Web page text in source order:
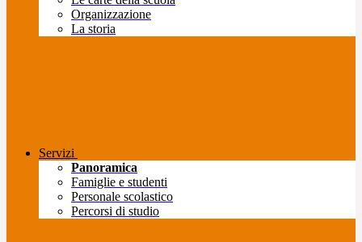
Organizzazione
La storia
Servizi
Panoramica
Famiglie e studenti
Personale scolastico
Percorsi di studio